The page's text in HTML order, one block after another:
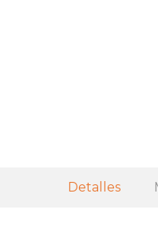
Detalles